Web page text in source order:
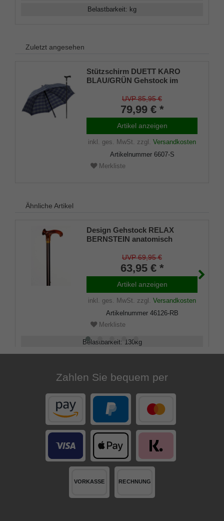
Belastbarkeit: kg
Zuletzt angesehen
Stützschirm DUETT KARO
BLAU/GRÜN Gehstock im
höhenverstellbar, Fritzgriff,
Schirmhülle, Klettverschluss,
Gummipuffer Damen und
UVP 85,95 €
79,99 € *
Artikel anzeigen
inkl. ges. MwSt. zzgl. Versandkosten
Artikelnummer 6607-S
Merkliste
Ähnliche Artikel
Design Gehstock RELAX
BERNSTEIN anatomisch
Leichtmetall, bronze satin
finish, verstellbar 75-100 cm,
inkl. Gummipuffer
UVP 69,95 €
63,95 € *
Artikel anzeigen
inkl. ges. MwSt. zzgl. Versandkosten
Artikelnummer 46126-RB
Merkliste
Belastbarkeit: 130kg
Zahlen Sie bequem per